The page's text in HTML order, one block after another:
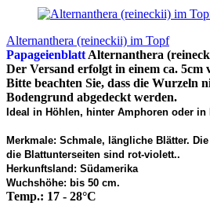
Alternanthera (reineckii) im Topf
Papageienblatt Alternanthera
Der Versand erfolgt in einem ca. 5cm
Bitte beachten Sie, dass die Wurzeln
Bodengrund abgedeckt werden.
Ideal in Höhlen, hinter Amphoren oder in
Merkmale: Schmale, längliche Blätter.
die Blattunterseiten sind rot-violett..
Herkunftsland: Südamerika
Wuchshöhe: bis 50 cm.
Temp.: 17 - 28°C